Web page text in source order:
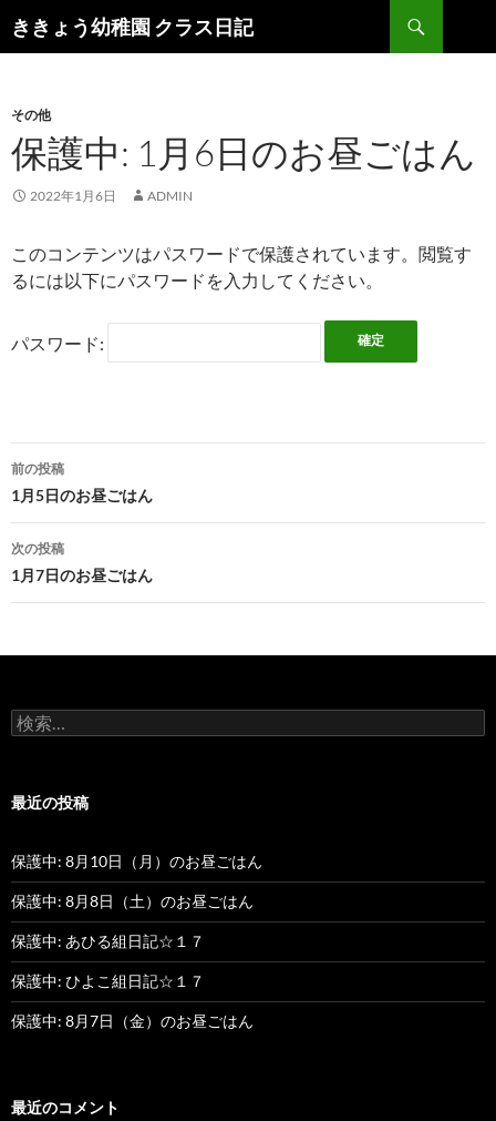
ききょう幼稚園 クラス日記
索
ン
ツ
へ
ス
プ
その他
保護中: 1月6日のお昼ごはん
2022年1月6日 ADMIN
このコンテンツはパスワードで保護されています。閲覧す
るには以下にパスワードを入力してください。
パスワード:
投
稿
ナ
ゲ
シ
ン
前の投稿
1月5日のお昼ごはん
次の投稿
1月7日のお昼ごはん
検
索
最近の投稿
保護中: 8月10日（月）のお昼ごはん
保護中: 8月8日（土）のお昼ごはん
保護中: あひる組日記☆１７
保護中: ひよこ組日記☆１７
保護中: 8月7日（金）のお昼ごはん
最近のコメント